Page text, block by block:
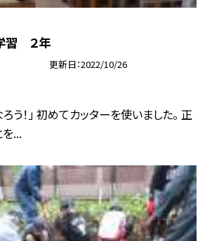
習 ２年
更新日 2022/10/26
う！」 初めてカッターを使いました。 正
...